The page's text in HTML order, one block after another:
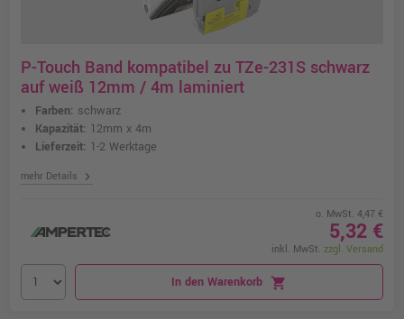
P-Touch Band kompatibel zu TZe-231S schwarz
auf weiß 12mm / 4m laminiert
Farben: schwarz
Kapazität: 12mm x 4m
Lieferzeit: 1-2 Werktage
mehr Details chevron_right
o. MwSt. 4,47 €
5,32 €
inkl. MwSt. zzgl. Versand
In den Warenkorb shopping_cart